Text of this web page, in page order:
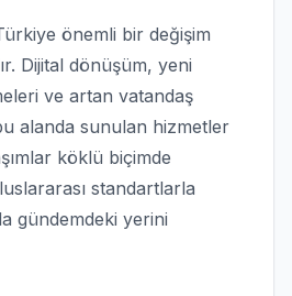
önemli bir değişim
Dijital dönüşüm, yeni
ve artan vatandaş
alanda sunulan hizmetler
köklü biçimde
standartlarla
gündemdeki yerini